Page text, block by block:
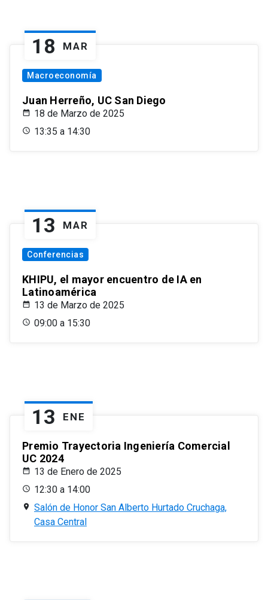
18 MAR
Macroeconomía
Juan Herreño, UC San Diego
18 de Marzo de 2025
13:35 a 14:30
13 MAR
Conferencias
KHIPU, el mayor encuentro de IA en
Latinoamérica
13 de Marzo de 2025
09:00 a 15:30
13 ENE
Premio Trayectoria Ingeniería Comercial
UC 2024
13 de Enero de 2025
12:30 a 14:00
Salón de Honor San Alberto Hurtado Cruchaga,
Casa Central